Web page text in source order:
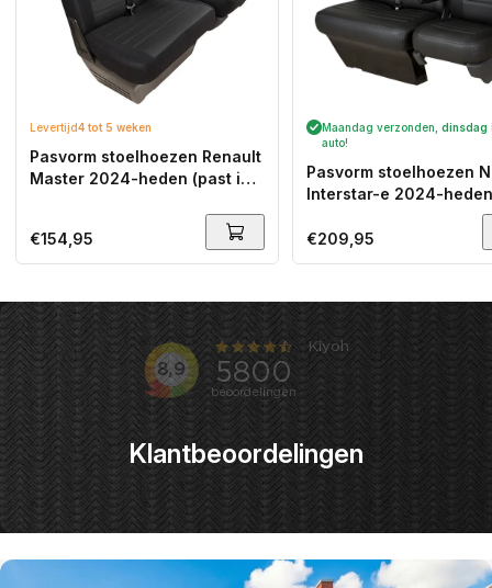
Levertijd4 tot 5 weken
Pasvorm stoelhoezen Renault
Master 2024-heden (past in
dus zonder split) - Stof zwart
Normale
prijs
€154,95
Maandag verzonden, dinsdag
auto!
Pasvorm stoelhoezen
Interstar-e 2024-
in versie met vaste
dus zonder split) -
zwart
Normale
prijs
€209,95
Klantbeoordelingen